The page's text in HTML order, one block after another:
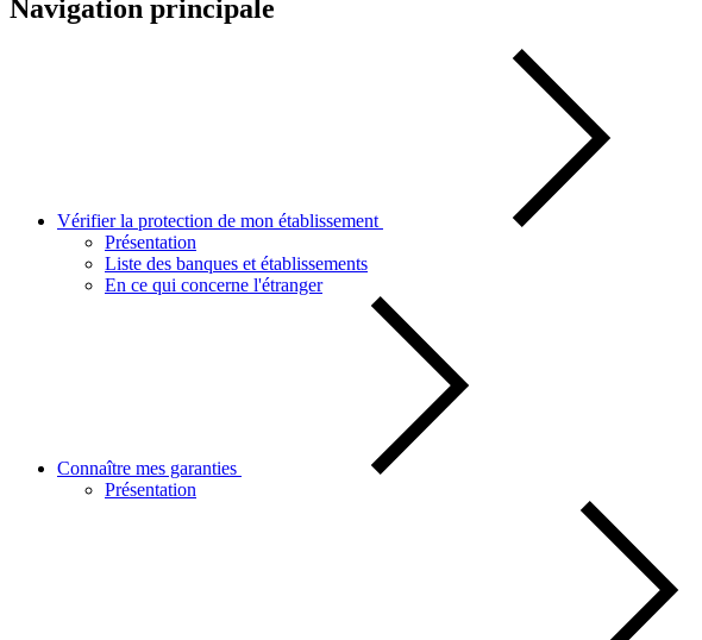
Navigation principale
Vérifier la protection de mon établissement
Présentation
Liste des banques et établissements
En ce qui concerne l'étranger
Connaître mes garanties
Présentation